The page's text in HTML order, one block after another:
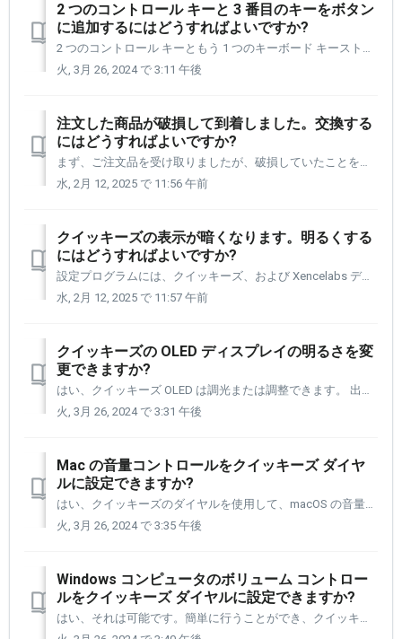
2 つのコントロール キーと 3 番目のキーをボタン
に追加するにはどうすればよいですか?
2 つのコントロール キーともう 1 つのキーボード キーストロークを追加することは可能です。これは難しいですが、実行できます。 はい、ドライバー チームはタスクをより簡単に実行できるように取り組んでいます。 1～2回やれば、必要なキーストロークをすぐに追加できる流れが掴めます。 これは Win...
火, 3月 26, 2024 で 3:11 午後
注文した商品が破損して到着しました。交換する
にはどうすればよいですか?
まず、ご注文品を受け取りましたが、破損していたことをお詫び申し上げます。 電子メール アドレス Support@xencelabs.com を使用してカスタマーサポートまでご連絡ください。 これによりチケットが作成され、カスタマーサポート エージェントに割り当てられます。 お問い合わせの際は、以...
水, 2月 12, 2025 で 11:56 午前
クイッキーズの表示が暗くなります。明るくする
にはどうすればよいですか?
設定プログラムには、クイッキーズ、および Xencelabs デバイスをお持ちの場合はペン タブレットの多くの側面にカスタム変更を加えることができるセクションがあります。 カスタム設定の 1 つは、OLED ディスプレイの明るさです。 選択できる選択肢は 4 つあります。 オフ 薄暗い 中...
水, 2月 12, 2025 で 11:57 午前
クイッキーズの OLED ディスプレイの明るさを変
更できますか?
はい、クイッキーズ OLED は調光または調整できます。 出荷時のクイッキーズでは、OLED の輝度が「明るい」に設定されています。 OLED ライトの明るさには 3 つの状態があります。 明るい 中くらい 薄暗い オフ ボタンコマンドに付けた名前が表示されないため、ライトをオフに設定するこ...
火, 3月 26, 2024 で 3:31 午後
Mac の音量コントロールをクイッキーズ ダイヤ
ルに設定できますか?
はい、クイッキーズのダイヤルを使用して、macOS の音量を上または下に調整できます。 まず、ダイヤル上の 4 つの選択肢の 1 つにボリューム コントロールを追加する必要があります。 以下の手順に従ってセットアップを進めてください。 まず設定パネルを開いてクイック キーを選択する必要があります。 ...
火, 3月 26, 2024 で 3:35 午後
Windows コンピュータのボリューム コントロー
ルをクイッキーズ ダイヤルに設定できますか?
はい、それは可能です。簡単に行うことができ、クイッキーズ ダイヤルのカスタマイズへの優れた入門書となります。 まず、設定パネルを開いて、クイッキーズのダイヤル コントロールにアクセスする必要があります。 右の画像は、ペン タブレットとクイッキーズの両方を持っている場合のデバイス ウィンドウがど...